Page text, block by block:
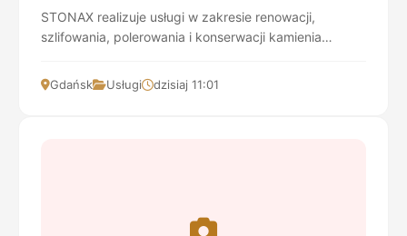
STONAX realizuje usługi w zakresie renowacji,
szlifowania, polerowania i konserwacji kamienia
...Gdańsk Usługi dzisiaj 11:01